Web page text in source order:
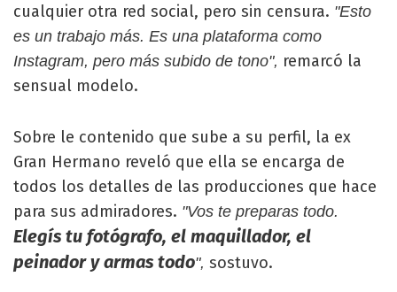
cualquier otra red social, pero sin censura. "Esto
es un trabajo más. Es una plataforma como
Instagram, pero más subido de tono", remarcó la
sensual modelo.
Sobre le contenido que sube a su perfil, la ex
Gran Hermano reveló que ella se encarga de
todos los detalles de las producciones que hace
para sus admiradores. "Vos te preparas todo.
Elegís tu fotógrafo, el maquillador, el
peinador y armas todo", sostuvo.